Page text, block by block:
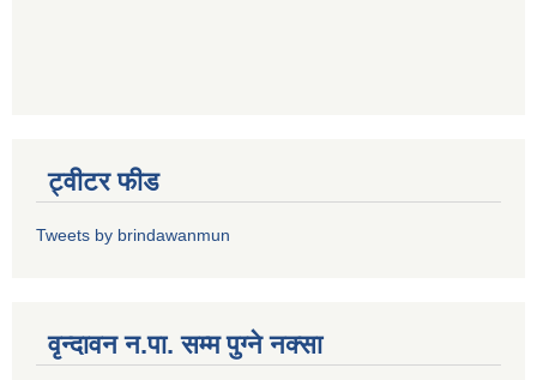
ट्वीटर फीड
Tweets by brindawanmun
वृन्दावन न.पा. सम्म पुग्ने नक्सा